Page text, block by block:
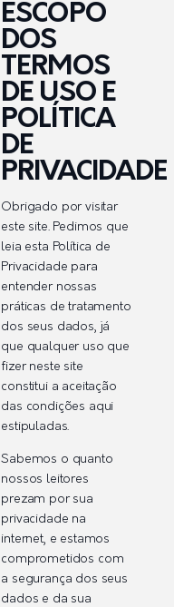
ESCOPO
DOS
TERMOS
DE USO E
POLÍTICA
DE
PRIVACIDADE
Obrigado por visitar
este site. Pedimos que
leia esta Política de
Privacidade para
entender nossas
práticas de tratamento
dos seus dados, já
que qualquer uso que
fizer neste site
constitui a aceitação
das condições aqui
estipuladas.
Sabemos o quanto
nossos leitores
prezam por sua
privacidade na
internet, e estamos
comprometidos com
a segurança dos seus
dados e da sua